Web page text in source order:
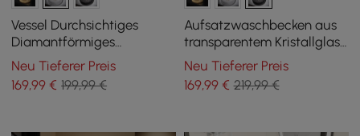
Vessel Durchsichtiges
Diamantförmiges
Kristallglas-
Badezimmerwaschbecken
Neu Tieferer Preis
169,99 € 199,99 €
Aufsatzwaschbecken aus
transparentem Kristallglas
in Diamantform, 390 mm,
Schwarz
Neu Tieferer Preis
169,99€ 219,99 €